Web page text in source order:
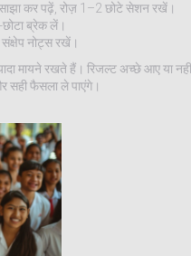
साझा कर पढ़ें, रोज़ 1–2 छोटे सेशन रखें।
ब्रेक लें।
संक्षेप नोट्स रखें।
मायने रखते हैं। रिजल्ट अच्छे आए या
सही फैसला ले पाएंगे।